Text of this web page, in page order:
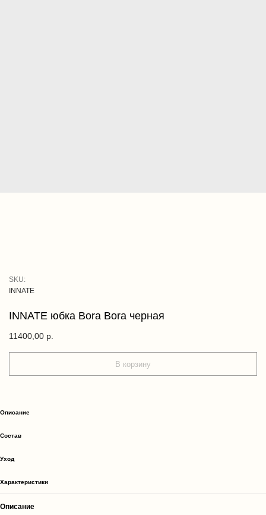
INNATE юбка Bora Bora черная
INNATE
SKU:
11400,00 р.
В корзину
Описание
Cостав
Уход
Характеристики
Описание